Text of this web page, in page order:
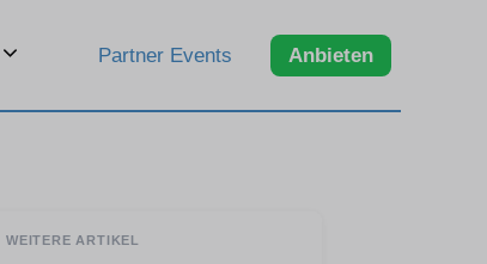
Partner Events Anbieten
WEITERE ARTIKEL